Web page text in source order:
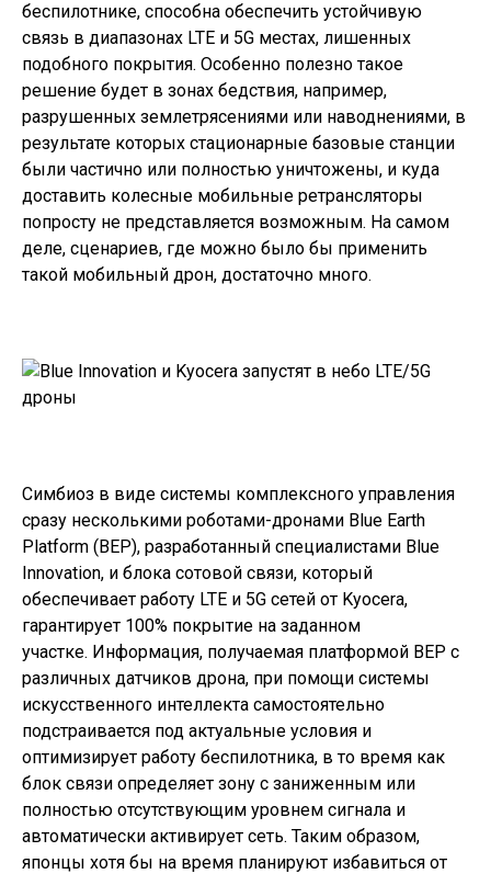
беспилотнике, способна обеспечить устойчивую
связь в диапазонах LTE и 5G местах, лишенных
подобного покрытия. Особенно полезно такое
решение будет в зонах бедствия, например,
разрушенных землетрясениями или наводнениями, в
результате которых стационарные базовые станции
были частично или полностью уничтожены, и куда
доставить колесные мобильные ретрансляторы
попросту не представляется возможным. На самом
деле, сценариев, где можно было бы применить
такой мобильный дрон, достаточно много.
Симбиоз в виде системы комплексного управления
сразу несколькими роботами-дронами Blue Earth
Platform (BEP), разработанный специалистами Blue
Innovation, и блока сотовой связи, который
обеспечивает работу LTE и 5G сетей от Kyocera,
гарантирует 100% покрытие на заданном
участке. Информация, получаемая платформой BEP с
различных датчиков дрона, при помощи системы
искусственного интеллекта самостоятельно
подстраивается под актуальные условия и
оптимизирует работу беспилотника, в то время как
блок связи определяет зону с заниженным или
полностью отсутствующим уровнем сигнала и
автоматически активирует сеть. Таким образом,
японцы хотя бы на время планируют избавиться от